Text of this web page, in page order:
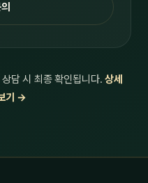
상담 시 최종 확인됩니다.상세
기 →